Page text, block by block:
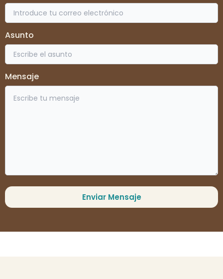
Asunto
Mensaje